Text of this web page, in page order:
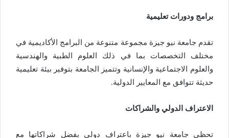
برامج ودورات تعليمية
تقدم جامعة نيو جيزة مجموعة متنوعة من البرامج الأكاديمية في
مختلف التخصصات بما في ذلك العلوم الطبية والهندسية
والعلوم الاجتماعية والإنسانية وتتميز الجامعة بتوفير بيئة تعليمية
حديثة تتوافق مع المعايير الدولية.
الاعتراف الدولي والشراكات
تحظى جامعة نيو جيزة باعتراف دولي بفضل شراكاتها مع